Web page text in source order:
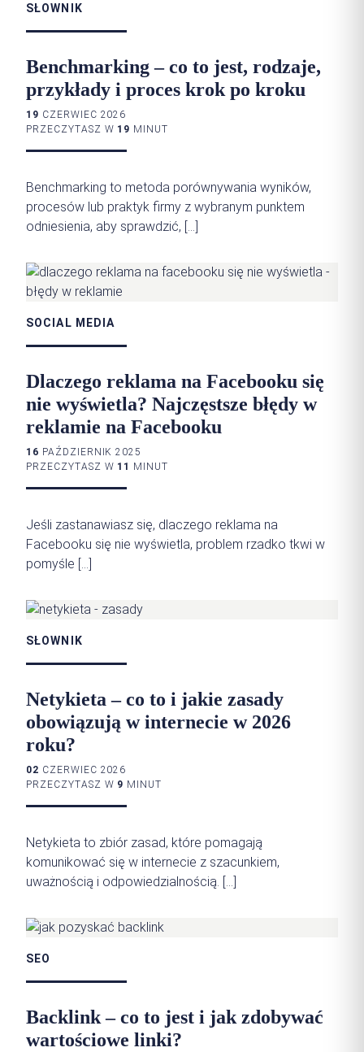
SŁOWNIK
Benchmarking – co to jest, rodzaje,
przykłady i proces krok po kroku
19 CZERWIEC 2026
PRZECZYTASZ W 19 MINUT
Benchmarking to metoda porównywania wyników,
procesów lub praktyk firmy z wybranym punktem
odniesienia, aby sprawdzić, […]
SOCIAL MEDIA
Dlaczego reklama na Facebooku się
nie wyświetla? Najczęstsze błędy w
reklamie na Facebooku
16 PAŹDZIERNIK 2025
PRZECZYTASZ W 11 MINUT
Jeśli zastanawiasz się, dlaczego reklama na
Facebooku się nie wyświetla, problem rzadko tkwi w
pomyśle […]
SŁOWNIK
Netykieta – co to i jakie zasady
obowiązują w internecie w 2026
roku?
02 CZERWIEC 2026
PRZECZYTASZ W 9 MINUT
Netykieta to zbiór zasad, które pomagają
komunikować się w internecie z szacunkiem,
uważnością i odpowiedzialnością. […]
SEO
Backlink – co to jest i jak zdobywać
wartościowe linki?